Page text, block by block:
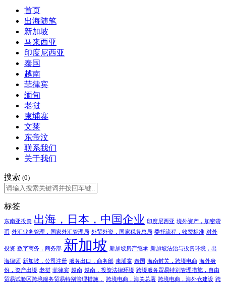
首页
出海随笔
新加坡
马来西亚
印度尼西亚
泰国
越南
菲律宾
缅甸
老挝
柬埔寨
文莱
东帝汶
联系我们
关于我们
搜索 (0)
标签
东南亚投资 出海，日本，中国企业 印度尼西亚 境外资产，加密货
币 外汇业务管理，国家外汇管理局 外贸外资，国家税务总局 委托流程，收费标准 对外
投资 数字商务，商务部 新加坡 新加坡房产继承 新加坡法治与投资环境，出
海律师 新加坡，公司注册 服务出口，商务部 柬埔寨 泰国 海南封关，跨境电商 海外身
份，资产出境 老挝 菲律宾 越南 越南，投资法律环境 跨境服务贸易特别管理措施，自由
贸易试验区跨境服务贸易特别管理措施，
跨境电商，海关总署 跨境电商，海外仓建设 跨